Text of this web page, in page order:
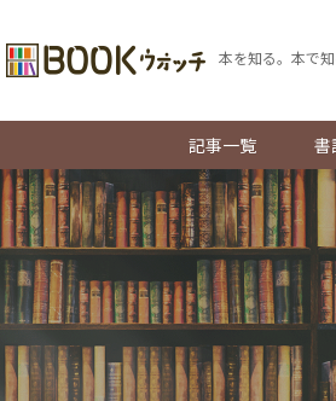
本を知る。本で知
記事一覧 書